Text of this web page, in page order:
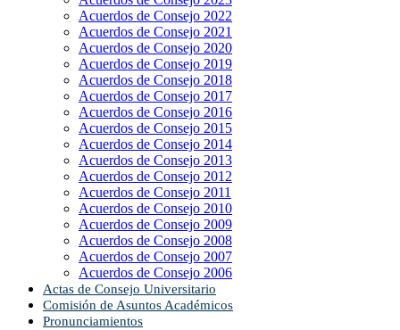
Acuerdos de Consejo 2022
Acuerdos de Consejo 2021
Acuerdos de Consejo 2020
Acuerdos de Consejo 2019
Acuerdos de Consejo 2018
Acuerdos de Consejo 2017
Acuerdos de Consejo 2016
Acuerdos de Consejo 2015
Acuerdos de Consejo 2014
Acuerdos de Consejo 2013
Acuerdos de Consejo 2012
Acuerdos de Consejo 2011
Acuerdos de Consejo 2010
Acuerdos de Consejo 2009
Acuerdos de Consejo 2008
Acuerdos de Consejo 2007
Acuerdos de Consejo 2006
Actas de Consejo Universitario
Comisión de Asuntos Académicos
Pronunciamientos